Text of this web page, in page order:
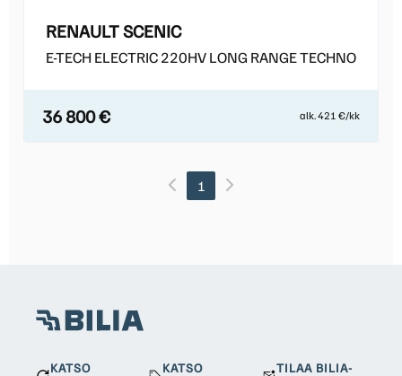
RENAULT SCENIC
E-TECH ELECTRIC 220HV LONG RANGE TECHNO
36 800 € alk. 421 €/kk
1
KATSO
KATSO
TILAA BILIA-